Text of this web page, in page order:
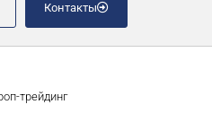
Контакты
трейдинг